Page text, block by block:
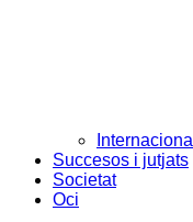
Internacional
Succesos i jutjats
Societat
Oci